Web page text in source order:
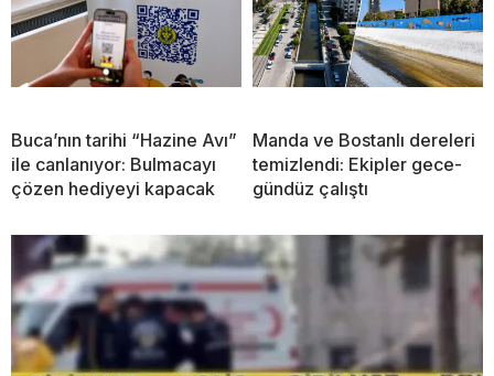
Buca’nın tarihi “Hazine Avı”
ile canlanıyor: Bulmacayı
çözen hediyeyi kapacak
Manda ve Bostanlı dereleri
temizlendi: Ekipler gece-
gündüz çalıştı